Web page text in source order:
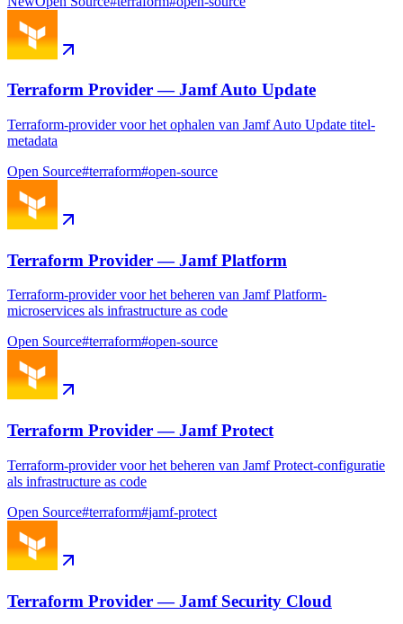
Terraform Provider — Jamf Auto Update
Terraform-provider voor het ophalen van Jamf Auto Update titel-
metadata
Open Source#terraform#open-source
Terraform Provider — Jamf Platform
Terraform-provider voor het beheren van Jamf Platform-
microservices als infrastructure as code
Open Source#terraform#open-source
Terraform Provider — Jamf Protect
Terraform-provider voor het beheren van Jamf Protect-configuratie
als infrastructure as code
Open Source#terraform#jamf-protect
Terraform Provider — Jamf Security Cloud